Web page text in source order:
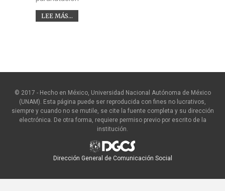
LEE MÁS...
© 2017 - Hecho en México, Universidad Nacional Autónoma de México
(UNAM). Esta página puede ser reproducida con fines no lucrativos,
siempre y cuando no se mutile, se cite la fuente completa y su dirección
electrónica. De otra forma, requiere permiso previo por escrito de la
institución.
Dirección General de Comunicación Social